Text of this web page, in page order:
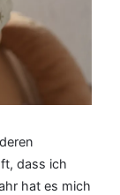
dass ich
hat es mich